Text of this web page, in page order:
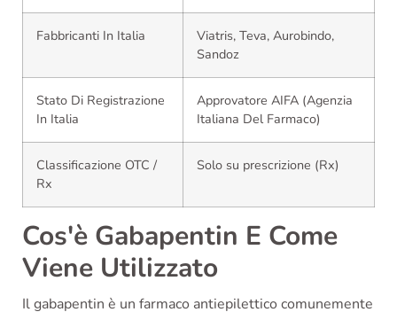
Fabbricanti In Italia
Viatris, Teva, Aurobindo,
Sandoz
Stato Di Registrazione
In Italia
Approvatore AIFA (Agenzia
Italiana Del Farmaco)
Classificazione OTC /
Rx
Solo su prescrizione (Rx)
Cos'è Gabapentin E Come
Viene Utilizzato
Il gabapentin è un farmaco antiepilettico comunemente